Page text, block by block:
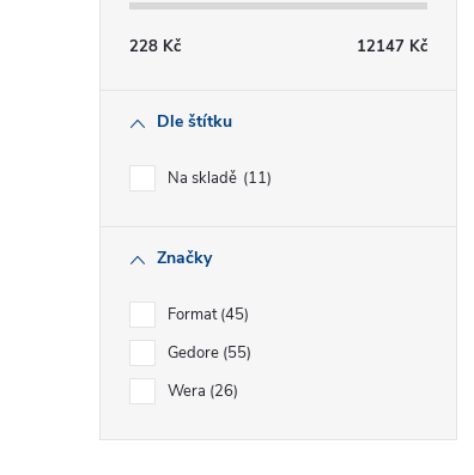
228 Kč 12147 Kč
Dle štítku
Na skladě 11
Značky
Format 45
Gedore 55
Wera 26